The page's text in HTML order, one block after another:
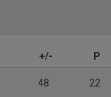
+/- P
48 22